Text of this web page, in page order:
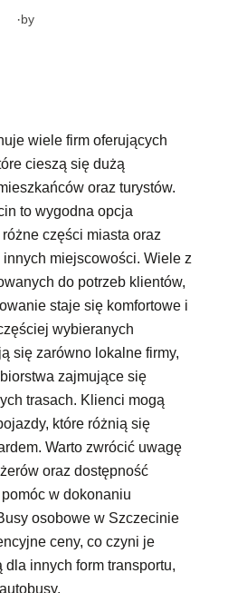
·by
wiele firm oferujących
cieszą się dużą
oraz turystów.
to wygodna opcja
części miasta oraz
miejscowości. Wiele z
do potrzeb klientów,
staje się komfortowe i
wybieranych
się zarówno lokalne firmy,
zajmujące się
trasach. Klienci mogą
które różnią się
Warto zwrócić uwagę
oraz dostępność
w dokonaniu
osobowe w Szczecinie
ceny, co czyni je
innych form transportu,